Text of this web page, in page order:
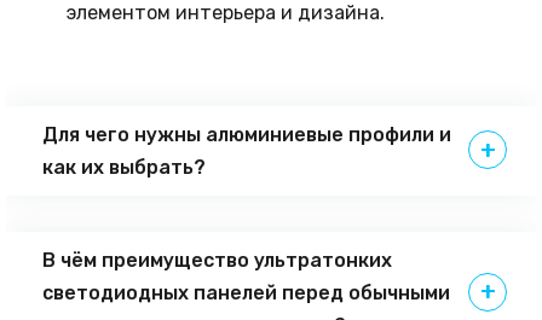
элементом интерьера и дизайна.
Для чего нужны алюминиевые профили и
как их выбрать?
В чём преимущество ультратонких
светодиодных панелей перед обычными